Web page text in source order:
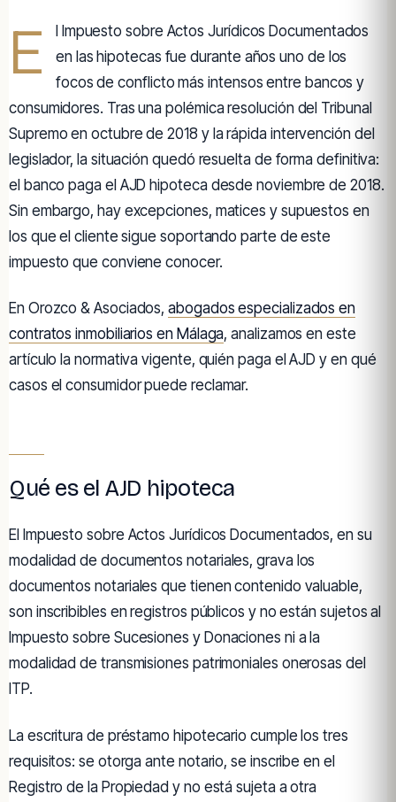
E
l Impuesto sobre Actos Jurídicos Documentados
en las hipotecas fue durante años uno de los
focos de conflicto más intensos entre bancos y
consumidores. Tras una polémica resolución del Tribunal
Supremo en octubre de 2018 y la rápida intervención del
legislador, la situación quedó resuelta de forma definitiva:
el banco paga el AJD hipoteca desde noviembre de 2018.
Sin embargo, hay excepciones, matices y supuestos en
los que el cliente sigue soportando parte de este
impuesto que conviene conocer.
En Orozco & Asociados,abogados especializados en
contratos inmobiliarios en Málaga, analizamos en este
artículo la normativa vigente, quién paga el AJD y en qué
casos el consumidor puede reclamar.
Qué es el AJD hipoteca
El Impuesto sobre Actos Jurídicos Documentados, en su
modalidad de documentos notariales, grava los
documentos notariales que tienen contenido valuable,
son inscribibles en registros públicos y no están sujetos al
Impuesto sobre Sucesiones y Donaciones ni a la
modalidad de transmisiones patrimoniales onerosas del
ITP.
La escritura de préstamo hipotecario cumple los tres
requisitos: se otorga ante notario, se inscribe en el
Registro de la Propiedad y no está sujeta a otra